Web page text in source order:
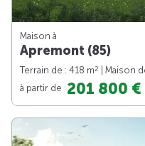
Maison à
Apremont (85)
Terrain de : 418 m2 | Maison
à partir de 201 800 €